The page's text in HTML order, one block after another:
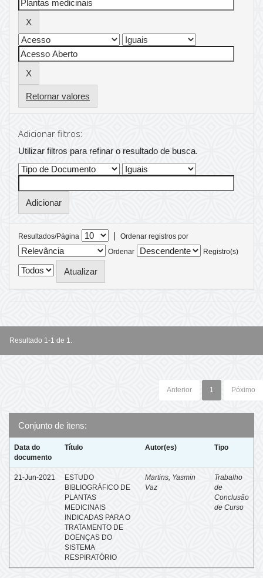
Retornar valores
Adicionar filtros:
Utilizar filtros para refinar o resultado de busca.
Resultados/Página |
Ordenar registros por
Ordenar
Registro(s)
Resultado 1-1 de 1.
Anterior 1 Póximo
Conjunto de itens:
Data do
documento
Título Autor(es) Tipo
21-Jun-2021
ESTUDO
BIBLIOGRÁFICO DE
PLANTAS
MEDICINAIS
INDICADAS PARA O
TRATAMENTO DE
DOENÇAS DO
SISTEMA
RESPIRATÓRIO
Martins, Yasmin
Vaz
Trabalho
de
Conclusão
de Curso